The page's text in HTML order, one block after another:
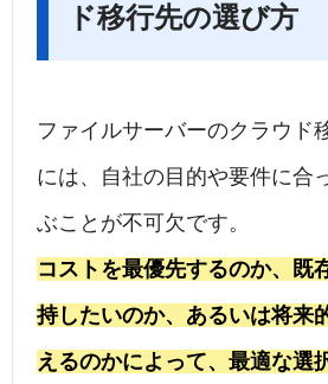
ド移行先の選び方
ファイルサーバーのクラウド
には、自社の目的や要件に合
ぶことが不可欠です。
コストを最優先するのか、既
持したいのか、あるいは将来
えるのかによって、最適な選